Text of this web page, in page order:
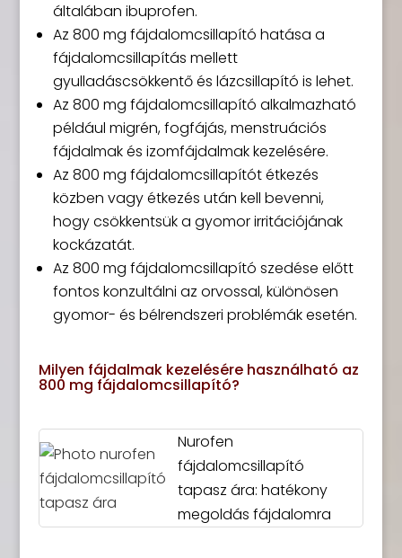
általában ibuprofen.
Az 800 mg fájdalomcsillapító hatása a
fájdalomcsillapítás mellett
gyulladáscsökkentő és lázcsillapító is lehet.
Az 800 mg fájdalomcsillapító alkalmazható
például migrén, fogfájás, menstruációs
fájdalmak és izomfájdalmak kezelésére.
Az 800 mg fájdalomcsillapítót étkezés
közben vagy étkezés után kell bevenni,
hogy csökkentsük a gyomor irritációjának
kockázatát.
Az 800 mg fájdalomcsillapító szedése előtt
fontos konzultálni az orvossal, különösen
gyomor- és bélrendszeri problémák esetén.
Milyen fájdalmak kezelésére használható az
800 mg fájdalomcsillapító?
Nurofen
fájdalomcsillapító
tapasz ára: hatékony
megoldás fájdalomra